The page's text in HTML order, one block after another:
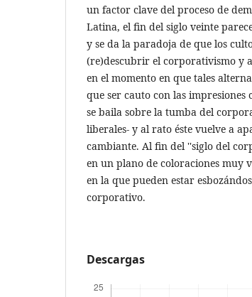
un factor clave del proceso de
Latina, el fin del siglo veinte
y se da la paradoja de que los
(re)descubrir el corporativismo y
en el momento en que tales
que ser cauto con las
se baila sobre la tumba del
liberales- y al rato éste vuelve a
cambiante. Al fin del ''siglo del
en un plano de coloraciones muy
en la que pueden estar
corporativo.
Descargas